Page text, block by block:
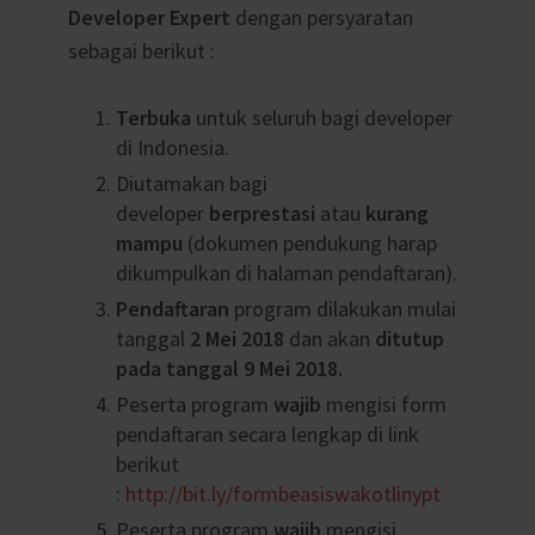
Developer Expert dengan persyaratan
sebagai berikut :
Terbuka untuk seluruh bagi developer
di Indonesia.
Diutamakan bagi
developer berprestasi atau kurang
mampu (dokumen pendukung harap
dikumpulkan di halaman pendaftaran).
Pendaftaran program dilakukan mulai
tanggal 2 Mei 2018 dan akan ditutup
pada tanggal 9 Mei 2018.
Peserta program wajib mengisi form
pendaftaran secara lengkap di link
berikut
: http://bit.ly/formbeasiswakotlinypt